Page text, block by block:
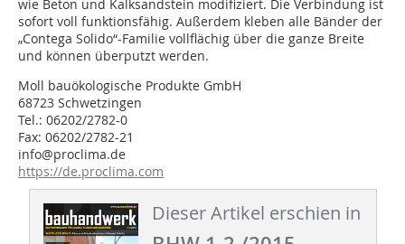
wie Beton und Kalksandstein modifiziert. Die Verbindung ist
sofort voll funktionsfähig. Außerdem kleben alle Bänder der
„Contega Solido“-Familie vollflächig über die ganze Breite
und können überputzt werden.
Moll bauöko­lo­gi­sche Pro­duk­te GmbH
68723 Schwet­zin­gen
Tel.: 06202/2782-0
Fax: 06202/2782-21
in­fo@procli­ma.de
https://de.proclima.com
Dieser Artikel erschien in